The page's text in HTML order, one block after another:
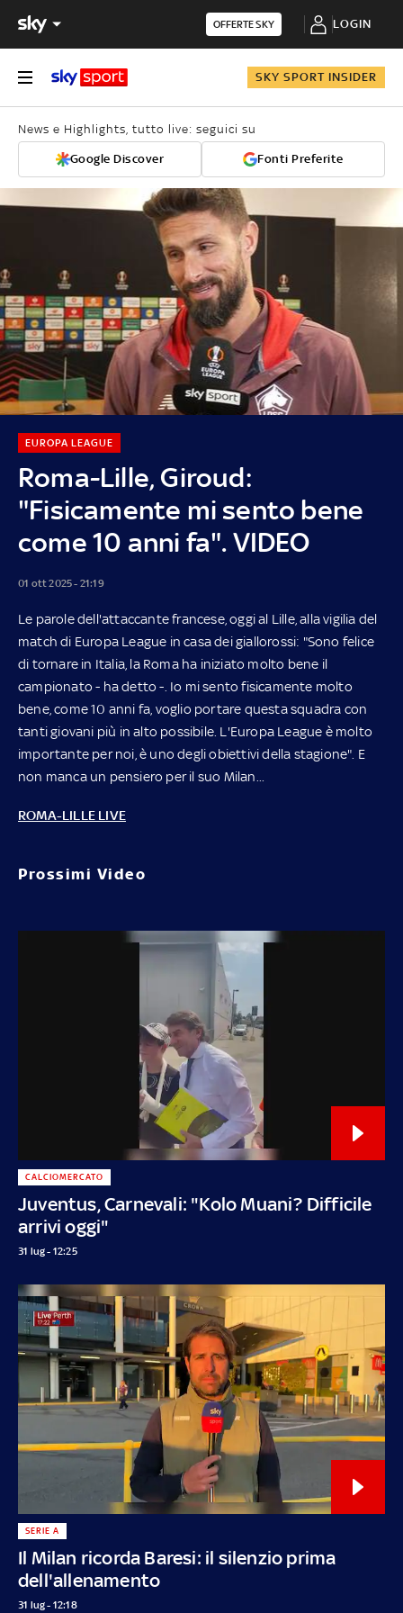
OFFERTE SKY LOGIN
SKY SPORT INSIDER
News e Highlights, tutto live: seguici su
Google Discover Fonti Preferite
Roma-Lille, Giroud:
"Fisicamente mi sento bene
come 10 anni fa". VIDEO
EUROPA LEAGUE
01 ott 2025 - 21:19
Le parole dell'attaccante francese, oggi al Lille, alla vigilia del
match di Europa League in casa dei giallorossi: "Sono felice
di tornare in Italia, la Roma ha iniziato molto bene il
campionato - ha detto -. Io mi sento fisicamente molto
bene, come 10 anni fa, voglio portare questa squadra con
tanti giovani più in alto possibile. L'Europa League è molto
importante per noi, è uno degli obiettivi della stagione". E
non manca un pensiero per il suo Milan...
ROMA-LILLE LIVE
Prossimi Video
Juventus, Carnevali: "Kolo Muani? Difficile
arrivi oggi"
CALCIOMERCATO
31 lug - 12:25
Il Milan ricorda Baresi: il silenzio prima
dell'allenamento
SERIE A
31 lug - 12:18